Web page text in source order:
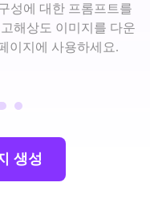
성에 대한 프롬프트를
해상도 이미지를 다운
이지에 사용하세요.
생성